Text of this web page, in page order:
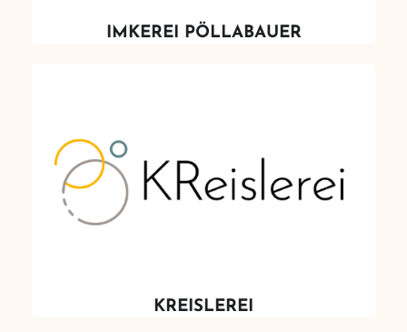
IMKEREI PÖLLABAUER
KREISLEREI